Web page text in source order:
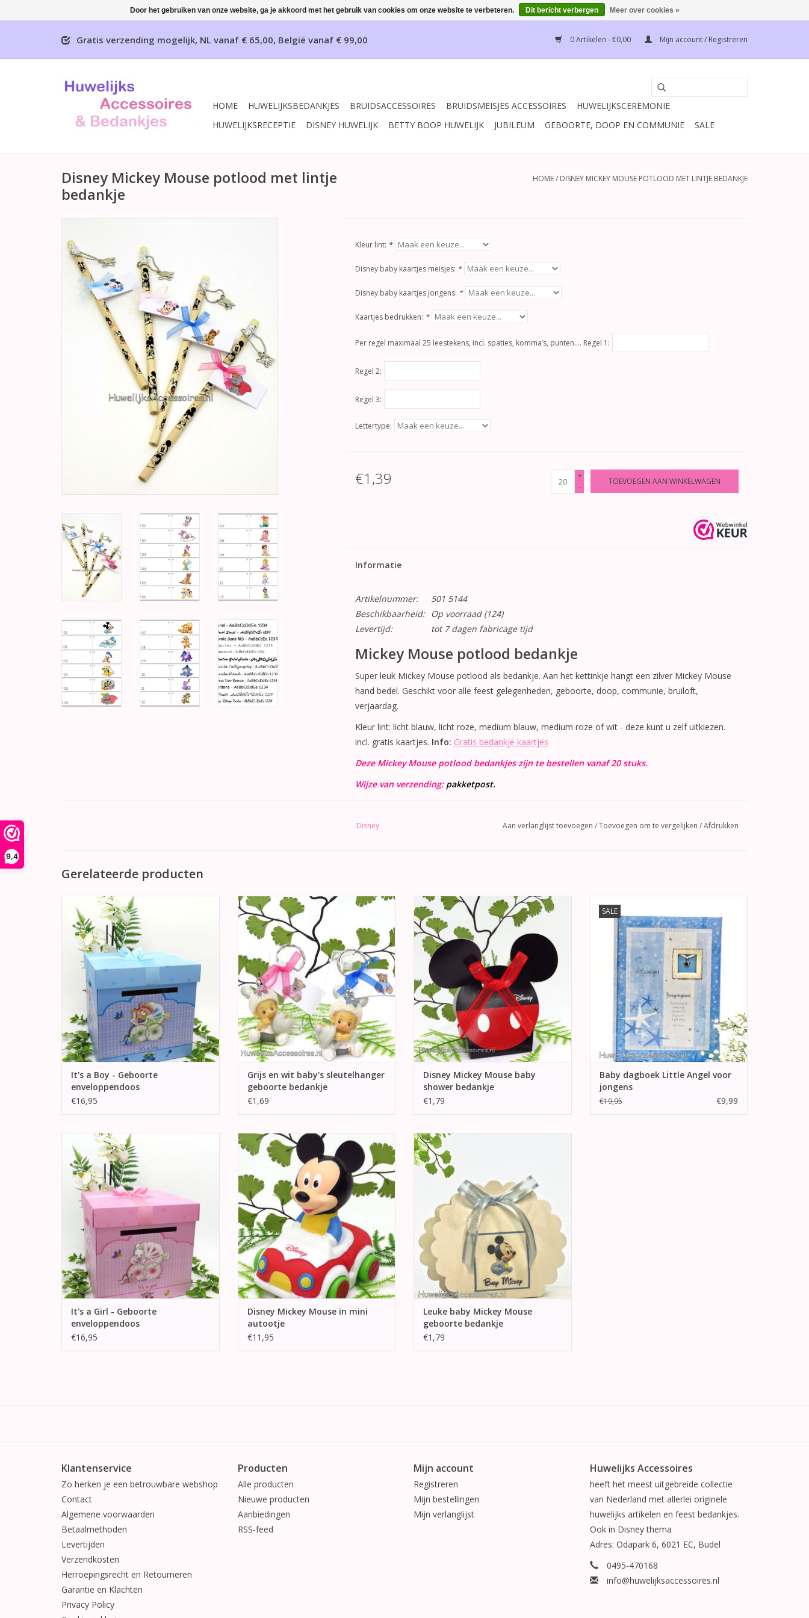
9,4
Gratis verzending mogelijk, NL vanaf € 65,00, België vanaf € 99,00 0 Artikelen - €0,00 Mijn account / Registreren
HOME HUWELIJKSBEDANKJES BRUIDSACCESSOIRES BRUIDSMEISJES ACCESSOIRES
HUWELIJKSCEREMONIE
HUWELIJKSRECEPTIE
DISNEY HUWELIJK BETTY BOOP HUWELIJK JUBILEUM GEBOORTE, DOOP EN COMMUNIE SALE
Disney Mickey Mouse potlood met lintje
bedankje
HOME/ DISNEY MICKEY MOUSE POTLOOD MET LINTJE BEDANKJE
Kleur lint: *
Disney baby kaartjes meisjes: *
Disney baby kaartjes jongens: *
Kaartjes bedrukken: *
Per regel maximaal 25 leestekens, incl. spaties, komma’s, punten…. Regel 1:
Regel 2:
Regel 3:
Lettertype:
€1,39
+
-
TOEVOEGEN AAN WINKELWAGEN
Informatie
Artikelnummer:
501 5144
Beschikbaarheid:
Op voorraad(124)
Levertijd:
tot 7 dagen fabricage tijd
Mickey Mouse potlood bedankje
Super leuk Mickey Mouse potlood als bedankje. Aan het kettinkje hangt een zilver Mickey Mouse
hand bedel. Geschikt voor alle feest gelegenheden, geboorte, doop, communie, bruiloft,
verjaardag.
Kleur lint: licht blauw, licht roze, medium blauw, medium roze of wit - deze kunt u zelf uitkiezen.
incl. gratis kaartjes. Info: Gratis bedankje kaartjes
Deze Mickey Mouse potlood bedankjes zijn te bestellen vanaf 20 stuks.
Wijze van verzending: pakketpost.
Disney Aan verlanglijst toevoegen /Toevoegen om te vergelijken /Afdrukken
Gerelateerde producten
Prachtige blauw vierkantige
enveloppendoos versierd met blauw
satijnen lint. Aan alle 4 kanten een
schattige blauw en wit kinderwagen met
daarin een baby beertje.
TOEVOEGEN AAN WINKELWAGEN
It's a Boy - Geboorte
enveloppendoos
€16,95
Super schattige grijs en wit baby's
sleutelhangers als geboorte bedankje.
Versierd met een strikje en kaartje.
TOEVOEGEN AAN WINKELWAGEN
Grijs en wit baby's sleutelhanger
geboorte bedankje
€1,69
Prachtige geboorte of feest bedankje van
Disney Mickey Mouse. Versierd met een
rode strikje.
TOEVOEGEN AAN WINKELWAGEN
Disney Mickey Mouse baby
shower bedankje
€1,79
SALE
alle herinneringen van in de eerste twee
jaar.
TOEVOEGEN AAN WINKELWAGEN
Baby dagboek Little Angel voor
jongens
€19,95 €9,99
Prachtige roze vierkantige
enveloppendoos versierd met roze
satijnen lint. Aan alle 4 kanten een
schattige roze en wit kinderwagen met
daarin een baby konijn.
TOEVOEGEN AAN WINKELWAGEN
It's a Girl - Geboorte
enveloppendoos
€16,95
Baby Mickey rijdt rond in deze mini auto,
perfect voor het stimuleren van kinderen
om er mee te spelen.
TOEVOEGEN AAN WINKELWAGEN
Disney Mickey Mouse in mini
autootje
€11,95
Zeer mooie geboorte of doop bedankje
van Mickey Mouse, versierd met een
blauwe strikje met een afbeelding van
TOEVOEGEN AAN WINKELWAGEN
Leuke baby Mickey Mouse
geboorte bedankje
€1,79
Klantenservice
Zo herken je een betrouwbare webshop
Contact
Algemene voorwaarden
Betaalmethoden
Levertijden
Verzendkosten
Herroepingsrecht en Retourneren
Garantie en Klachten
Privacy Policy
Producten
Alle producten
Nieuwe producten
Aanbiedingen
RSS-feed
Mijn account
Registreren
Mijn bestellingen
Mijn verlanglijst
Huwelijks Accessoires
heeft het meest uitgebreide collectie
van Nederland met allerlei originele
huwelijks artikelen en feest bedankjes.
Ook in Disney thema
Adres: Odapark 6, 6021 EC, Budel
0495-470168
info@huwelijksaccessoires.nl
Door het gebruiken van onze website, ga je akkoord met het gebruik van cookies om onze website te verbeteren. Dit bericht verbergen Meer over cookies »